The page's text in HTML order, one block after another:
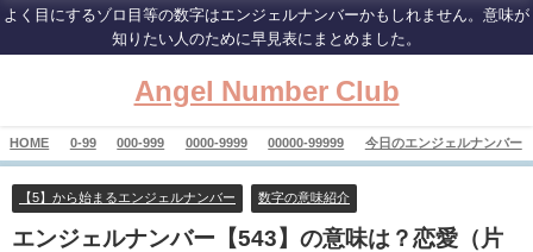
よく目にするゾロ目等の数字はエンジェルナンバーかもしれません。意味が
知りたい人のために早見表にまとめました。
Angel Number Club
HOME 0-99 000-999 0000-9999 00000-99999 今日のエンジェルナンバー
【5】から始まるエンジェルナンバー 数字の意味紹介
エンジェルナンバー【543】の意味は？恋愛（片